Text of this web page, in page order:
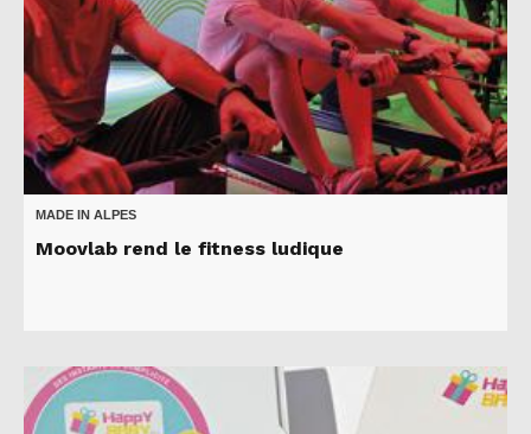
MADE IN ALPES
Moovlab rend le fitness ludique